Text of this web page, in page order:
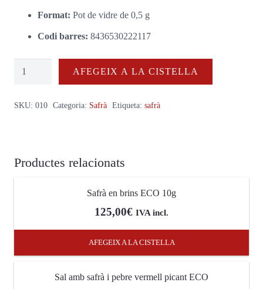
Format: Pot de vidre de 0,5 g
Codi barres: 8436530222117
quantitat
0,5g
AFEGEIX A LA CISTELLA
SKU: 010 Categoria: Safrà Etiqueta: safrà
Productes relacionats
Safrà en brins ECO 10g
125,00€ IVA incl.
AFEGEIX A LA CISTELLA
Sal amb safrà i pebre vermell picant ECO